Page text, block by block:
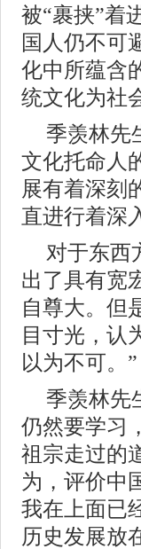
被“裹挟”着
国人仍不可
化中所蕴含
统文化为社
季羡林先
文化托命人
展有着深刻
直进行着深
对于东西
出了具有宽
自尊大。但
目寸光，认
以为不可。”
季羡林先
仍然要学习
祖宗走过的
为，评价中
我在上面已
历史发展放